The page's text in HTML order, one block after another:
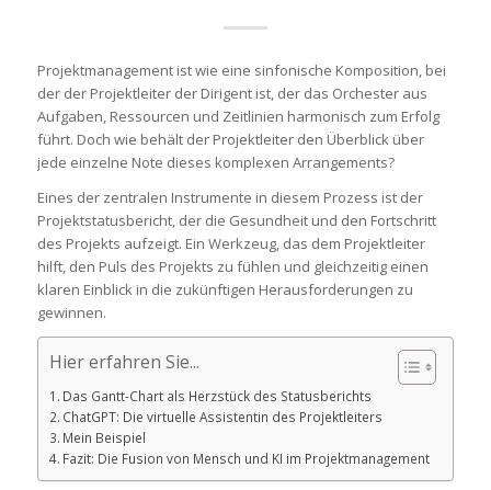
Projektmanagement ist wie eine sinfonische Komposition, bei
der der Projektleiter der Dirigent ist, der das Orchester aus
Aufgaben, Ressourcen und Zeitlinien harmonisch zum Erfolg
führt. Doch wie behält der Projektleiter den Überblick über
jede einzelne Note dieses komplexen Arrangements?
Eines der zentralen Instrumente in diesem Prozess ist der
Projektstatusbericht, der die Gesundheit und den Fortschritt
des Projekts aufzeigt. Ein Werkzeug, das dem Projektleiter
hilft, den Puls des Projekts zu fühlen und gleichzeitig einen
klaren Einblick in die zukünftigen Herausforderungen zu
gewinnen.
Hier erfahren Sie...
Das Gantt-Chart als Herzstück des Statusberichts
ChatGPT: Die virtuelle Assistentin des Projektleiters
Mein Beispiel
Fazit: Die Fusion von Mensch und KI im Projektmanagement